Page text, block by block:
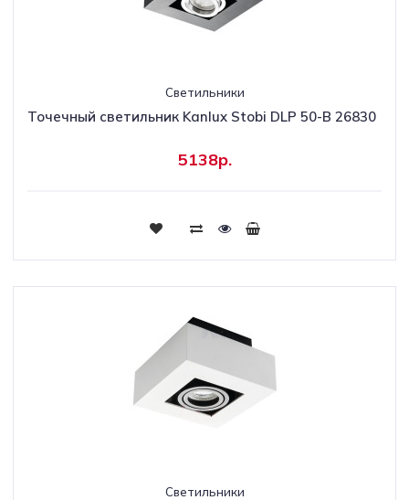
Светильники
Точечный светильник Kanlux Stobi DLP 50-B 26830
5138р.
Светильники